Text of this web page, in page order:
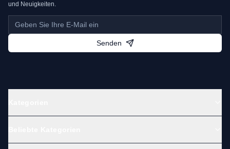
und Neuigkeiten.
Senden